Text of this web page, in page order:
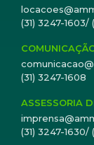
(31) 3247-
(31) 3247-1608
ASSESSORIA
(31) 3247-1630/